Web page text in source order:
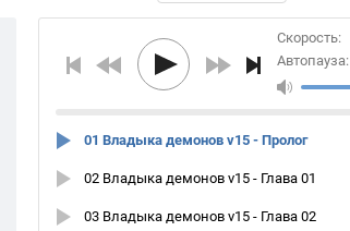
Скорость:
Автопауза:
01 Владыка демонов v15 - Пролог
02 Владыка демонов v15 - Глава 01
03 Владыка демонов v15 - Глава 02